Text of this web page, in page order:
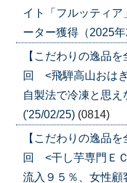
イト「フルッティ
ーター獲得（2025
【こだわりの逸品
回 <飛騨高山おは
自製法で冷凍と思え
('25/02/25) (0814)
【こだわりの逸品
回 <干し芋専門Ｅ
流入９５％、女性顧